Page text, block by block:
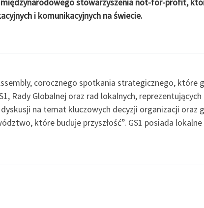
i komunikacyjnych na świecie.
corocznego spotkania strategicznego,
Rady Globalnej oraz rad lokalnych,
na temat kluczowych decyzji organizacji oraz
które buduje przyszłość”. GS1 posiada